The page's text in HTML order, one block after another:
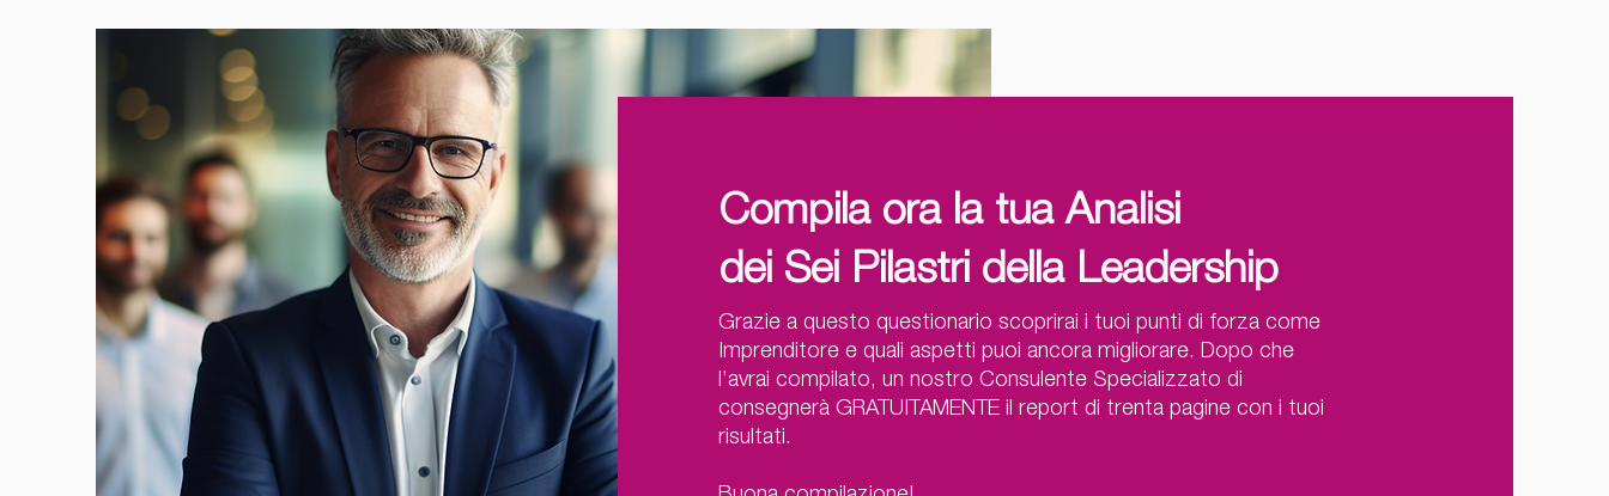
Compila ora la tua Analisi
dei Sei Pilastri della Leadership
Grazie a questo questionario scoprirai i tuoi punti di forza come
Imprenditore e quali aspetti puoi ancora migliorare. Dopo che
l’avrai compilato, un nostro Consulente Specializzato di
consegnerà GRATUITAMENTE il report di trenta pagine con i tuoi
risultati.